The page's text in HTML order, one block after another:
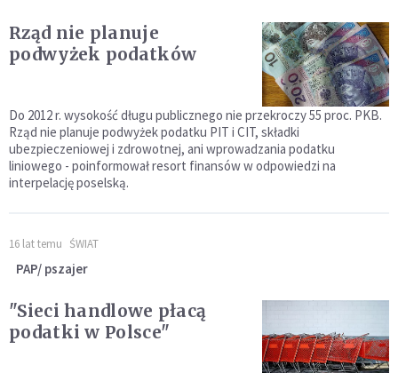
Rząd nie planuje
podwyżek podatków
Do 2012 r. wysokość długu publicznego nie przekroczy 55 proc. PKB.
Rząd nie planuje podwyżek podatku PIT i CIT, składki
ubezpieczeniowej i zdrowotnej, ani wprowadzania podatku
liniowego - poinformował resort finansów w odpowiedzi na
interpelację poselską.
16 lat temu ŚWIAT
PAP/ pszajer
"Sieci handlowe płacą
podatki w Polsce"